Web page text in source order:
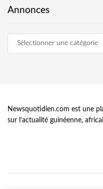
Annonces
Newsquotidien.com est une
sur l’actualité guinéenne,